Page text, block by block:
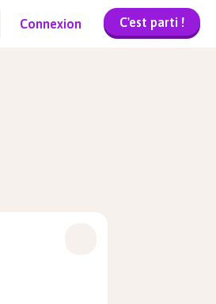
Connexion C'est parti !